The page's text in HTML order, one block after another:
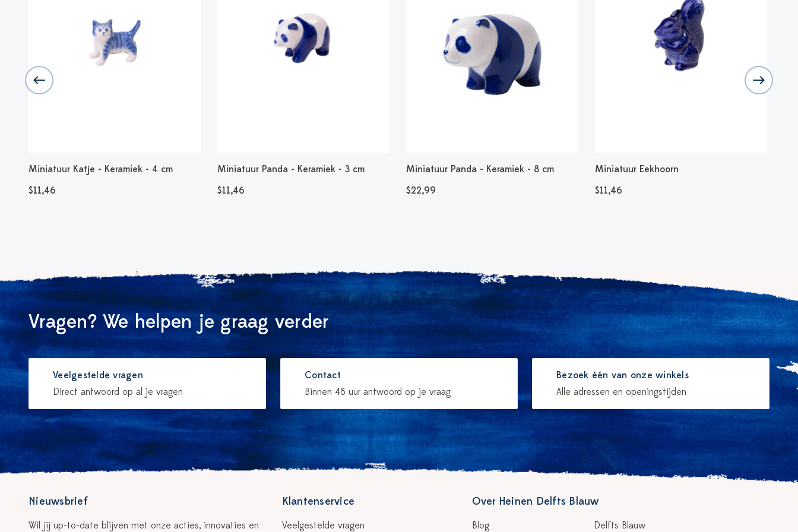
Miniatuur Katje - Keramiek - 4 cm
$11,46
Miniatuur Panda - Keramiek - 3 cm
$11,46
Miniatuur Panda - Keramiek - 8 cm
$22,99
Miniatuur Eekhoorn
$11,46
Vragen? We helpen je graag verder
Veelgestelde vragen
Direct antwoord op al je vragen
Contact
Binnen 48 uur antwoord op je vraag
Bezoek één van onze winkels
Alle adressen en openingstijden
Nieuwsbrief
Wil jij up-to-date blijven met onze acties, innovaties en
Klantenservice
Veelgestelde vragen
Over Heinen Delfts Blauw
Blog Delfts Blauw